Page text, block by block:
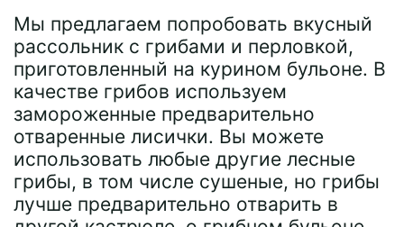
Мы предлагаем попробовать вкусный
рассольник с грибами и перловкой,
приготовленный на курином бульоне. В
качестве грибов используем
замороженные предварительно
отваренные лисички. Вы можете
использовать любые другие лесные
грибы, в том числе сушеные, но грибы
лучше предварительно отварить в